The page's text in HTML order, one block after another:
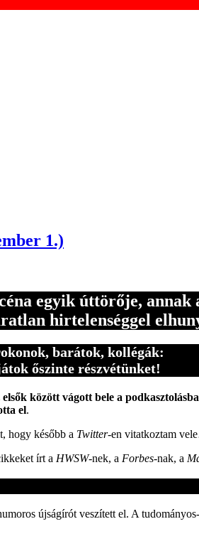
1.)
egyik úttörője, annak
hirtelenséggel
barátok, kollégák:
őszinte részvétünket!
között vágott bele a podkasztolásba
el.
hogy később a Twitter-en vitatkoztam
írt a HWSW-nek, a Forbes-nak, a
újságírót veszített el. A